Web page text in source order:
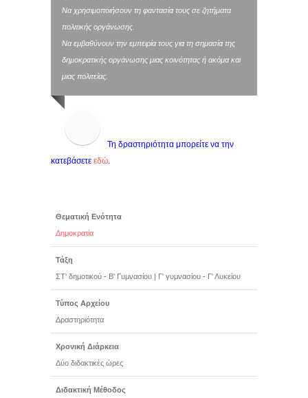
Να χρησιμοποιήσουν τη φαντασία τους σε ζητήματα
πολιτικής οργάνωσης.
Να εμβαθύνουν την εμπειρία τους για τη σημασία της
δημοκρατικής οργάνωσης μιας κοινότητας ή ακόμα και
μιας πολιτείας.
Τη δραστηριότητα μπορείτε να την
κατεβάσετε εδώ.
Θεματική Ενότητα
Δημοκρατία
Τάξη
ΣΤ' δημοτικού - Β' Γυμνασίου | Γ' γυμνασίου - Γ' Λυκείου
Τύπος Αρχείου
Δραστηριότητα
Χρονική Διάρκεια
Δύο διδακτικές ώρες
Διδακτική Μέθοδος